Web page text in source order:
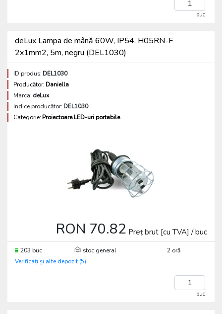
buc
deLux Lampa de mână 60W, IP54, H05RN-F
2x1mm2, 5m, negru (DEL1030)
ID produs:DEL1030
Producător:Daniella
Marca: deLux
Indice producător:DEL1030
Categorie:Proiectoare LED-uri portabile
RON 70.82 Preț brut [cu TVA] / buc
203 buc stoc general
2 oră
Verificați și alte depozit (5)
buc